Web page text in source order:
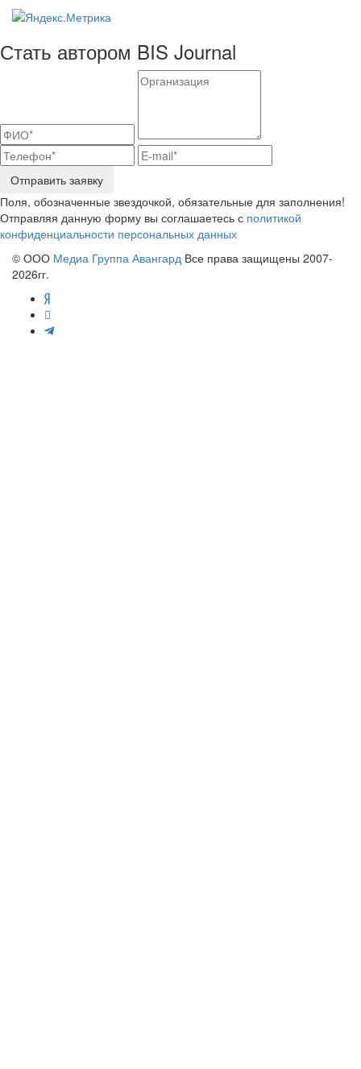
Стать автором BIS Journal
Отправить заявку
Поля, обозначенные звездочкой, обязательные для заполнения!
Отправляя данную форму вы соглашаетесь с политикой
конфиденциальности персональных данных
© ООО Медиа Группа Авангард Все права защищены 2007-
2026гг.